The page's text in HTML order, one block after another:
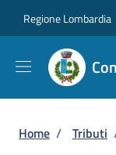
Regione Lombardia
Briciole
Home / Tributi